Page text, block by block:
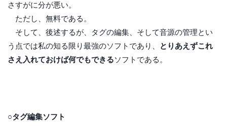
さすがに分が悪い。
ただし、無料である。
そして、後述するが、タグの編集、そして音源の管理とい
う点では私の知る限り最強のソフトであり、
とりあえずこれ
さえ入れておけば何でもできるソフトである。
○タグ編集ソフト